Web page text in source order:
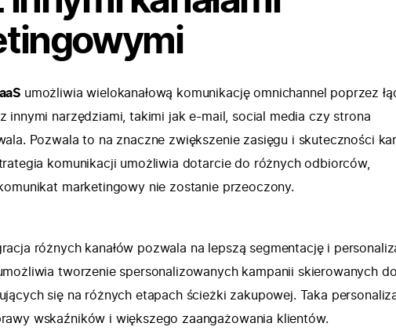
umożliwia wielokanałową komunikację omnichannel poprzez
innymi narzędziami, takimi jak e-mail, social media czy strona
Pozwala to na znaczne zwiększenie zasięgu i skuteczności
komunikacji umożliwia dotarcie do różnych odbiorców,
marketingowy nie zostanie przeoczony.
różnych kanałów pozwala na lepszą segmentację i
tworzenie spersonalizowanych kampanii skierowanych do
się na różnych etapach ścieżki zakupowej. Taka
wskaźników i większego zaangażowania klientów.